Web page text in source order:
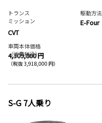
トランス
ミッション
CVT
駆動方法
E-Four
車両本体価格
（消費税込）
4,309,800 円
（税抜 3,918,000 円）
S-G 7人乗り